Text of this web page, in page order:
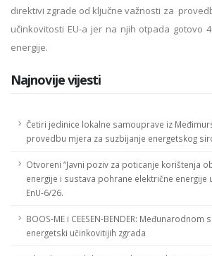
direktivi zgrade od ključne važnosti za
učinkovitosti EU-a jer na njih otpada gotovo
energije.
Najnovije vijesti
Četiri jedinice lokalne samouprave iz
provedbu mjera za suzbijanje energetskog
Otvoreni “Javni poziv za poticanje korištenja
energije i sustava pohrane električne energije
EnU-6/26.
BOOS-ME i CEESEN-BENDER:
energetski učinkovitijih zgrada